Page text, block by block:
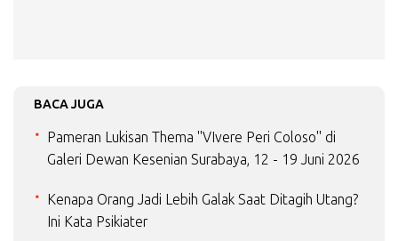
BACA JUGA
Pameran Lukisan Thema "VIvere Peri Coloso" di
Galeri Dewan Kesenian Surabaya, 12 - 19 Juni 2026
Kenapa Orang Jadi Lebih Galak Saat Ditagih Utang?
Ini Kata Psikiater